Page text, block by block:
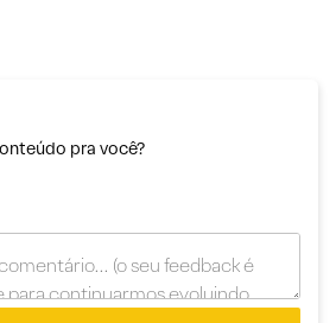
pra você?